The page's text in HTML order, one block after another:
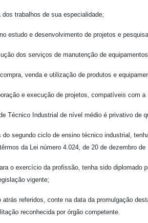
trabalhos de sua especialidade;
e desenvolvimento de projetos e
dos serviços de manutenção de
venda e utilização de produtos e
e execução de projetos, compatíveis com a
Industrial de nível médio é privativo de
ciclo de ensino técnico industrial,
da Lei número 4.024, de 20 de dezembro de
exercício da profissão, tenha sido diplomado
vigente;
referidos, conte na data da promulgação
reconhecida por órgão competente.